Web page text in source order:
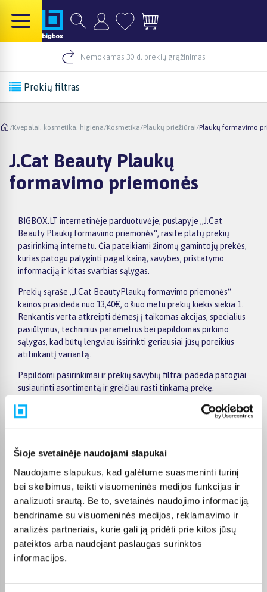
Šioje svetainėje naudojami slapukai
Naudojame slapukus, kad galėtume suasmeninti turinį
bei skelbimus, teikti visuomeninės medijos funkcijas ir
analizuoti srautą. Be to, svetainės naudojimo informaciją
bendriname su visuomeninės medijos, reklamavimo ir
analizės partneriais, kurie gali ją pridėti prie kitos jūsų
pateiktos arba naudojant paslaugas surinktos
informacijos.
Nemokamas 30 d. prekių grąžinimas
Prekių filtras
/Kvepalai, kosmetika, higiena/Kosmetika/Plaukų priežiūrai/Plaukų formavimo
J.Cat Beauty Plaukų
formavimo priemonės
BIGBOX.LT internetinėje parduotuvėje, puslapyje „J.Cat
Beauty Plaukų formavimo priemonės“, rasite platų prekių
pasirinkimą internetu. Čia pateikiami žinomų gamintojų prekės,
kurias patogu palyginti pagal kainą, savybes, pristatymo
informaciją ir kitas svarbias sąlygas.
Prekių sąraše „J.Cat BeautyPlaukų formavimo priemonės“
kainos prasideda nuo 13,40€, o šiuo metu prekių kiekis siekia 1.
Renkantis verta atkreipti dėmesį į taikomas akcijas, specialius
pasiūlymus, techninius parametrus bei papildomas pirkimo
sąlygas, kad būtų lengviau išsirinkti geriausiai jūsų poreikius
atitinkantį variantą.
Papildomi pasirinkimai ir prekių savybių filtrai padeda patogiai
susiaurinti asortimentą ir greičiau rasti tinkamą prekę.
pasiūlymus BIGBOX.LT, palyginkite prekes ir pirkite internetu
Pirkėjų atsiliepimai apie prekes
Laura J.